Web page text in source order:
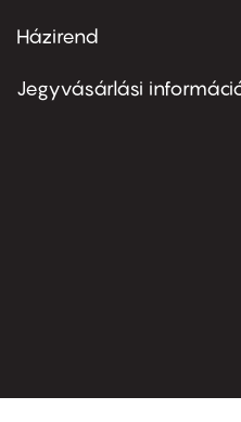
Footer
second
Házirend
Jegyvásárlási